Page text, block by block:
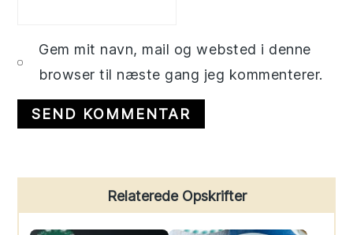
Gem mit navn, mail og websted i denne
browser til næste gang jeg kommenterer.
Sidebar
Relaterede Opskrifter